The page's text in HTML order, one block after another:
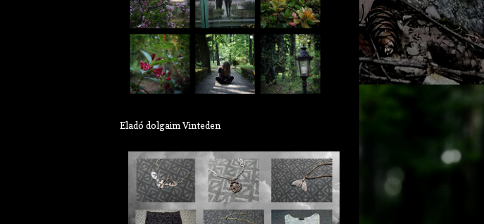
Eladó dolgaim Vinteden